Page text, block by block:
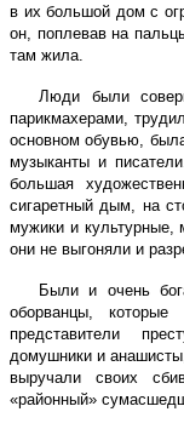
в их большой дом с
он, поплевав на
там жила.
Люди были
парикмахерами,
основном обувью,
музыканты и
большая
сигаретный дым, на
мужики и
они не выгоняли и
Были и очень
оборванцы,
представители
домушники и
выручали своих
«районный»